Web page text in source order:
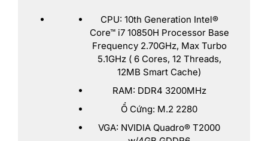
CPU: 10th Generation Intel®
Core™ i7 10850H Processor Base
Frequency 2.70GHz, Max Turbo
5.1GHz ( 6 Cores, 12 Threads,
12MB Smart Cache)
RAM: DDR4 3200MHz
Ổ Cứng: M.2 2280
VGA: NVIDIA Quadro® T2000